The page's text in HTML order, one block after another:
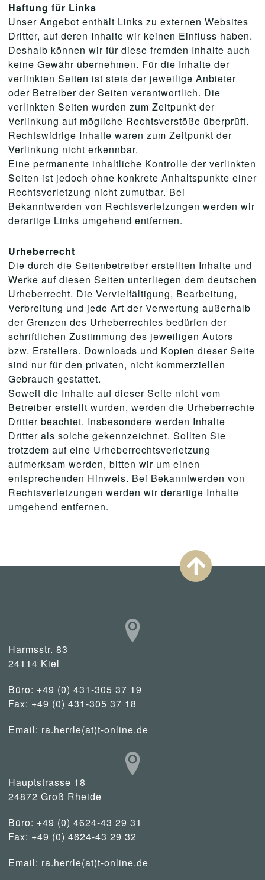
Haftung für Links
Unser Angebot enthält Links zu externen Websites
Dritter, auf deren Inhalte wir keinen Einfluss haben.
Deshalb können wir für diese fremden Inhalte auch
keine Gewähr übernehmen. Für die Inhalte der
verlinkten Seiten ist stets der jeweilige Anbieter
oder Betreiber der Seiten verantwortlich. Die
verlinkten Seiten wurden zum Zeitpunkt der
Verlinkung auf mögliche Rechtsverstöße überprüft.
Rechtswidrige Inhalte waren zum Zeitpunkt der
Verlinkung nicht erkennbar.
Eine permanente inhaltliche Kontrolle der verlinkten
Seiten ist jedoch ohne konkrete Anhaltspunkte einer
Rechtsverletzung nicht zumutbar. Bei
Bekanntwerden von Rechtsverletzungen werden wir
derartige Links umgehend entfernen.
Urheberrecht
Die durch die Seitenbetreiber erstellten Inhalte und
Werke auf diesen Seiten unterliegen dem deutschen
Urheberrecht. Die Vervielfältigung, Bearbeitung,
Verbreitung und jede Art der Verwertung außerhalb
der Grenzen des Urheberrechtes bedürfen der
schriftlichen Zustimmung des jeweiligen Autors
bzw. Erstellers. Downloads und Kopien dieser Seite
sind nur für den privaten, nicht kommerziellen
Gebrauch gestattet.
Soweit die Inhalte auf dieser Seite nicht vom
Betreiber erstellt wurden, werden die Urheberrechte
Dritter beachtet. Insbesondere werden Inhalte
Dritter als solche gekennzeichnet. Sollten Sie
trotzdem auf eine Urheberrechtsverletzung
aufmerksam werden, bitten wir um einen
entsprechenden Hinweis. Bei Bekanntwerden von
Rechtsverletzungen werden wir derartige Inhalte
umgehend entfernen.
Harmsstr. 83
24114 Kiel
Büro: +49 (0) 431-305 37 19
Fax: +49 (0) 431-305 37 18
Email: ra.herrle(at)t-online.de
Hauptstrasse 18
24872 Groß Rheide
Büro: +49 (0) 4624-43 29 31
Fax: +49 (0) 4624-43 29 32
Email: ra.herrle(at)t-online.de